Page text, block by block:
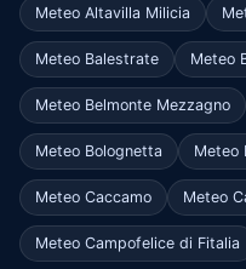
Meteo Altavilla Milicia
Meteo Balestrate Meteo
Meteo Belmonte Mezzagno
Meteo Bolognetta Meteo
Meteo Caccamo Meteo
Meteo Campofelice di Fitalia